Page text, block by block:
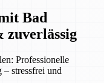
Bad
zuverlässig
Professionelle
stressfrei und